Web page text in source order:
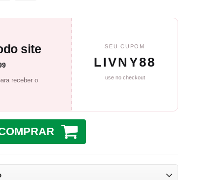
site
receber o
SEU CUPOM
LIVNY88
use no checkout